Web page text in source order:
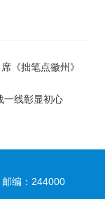
《拙笔点徽州》
一线彰显初心
编：244000